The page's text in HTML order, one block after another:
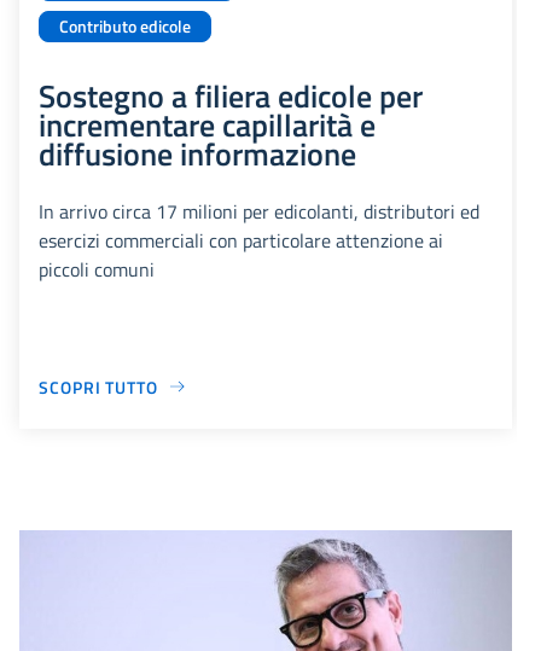
Contributo edicole
Sostegno a filiera edicole per
incrementare capillarità e
diffusione informazione
In arrivo circa 17 milioni per edicolanti, distributori ed
esercizi commerciali con particolare attenzione ai
piccoli comuni
SCOPRI TUTTO